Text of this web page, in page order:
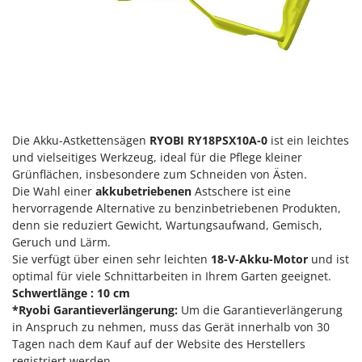
Klimaanlagen – Klimageräte
Küchenreiben - elektrisch
Kükenaufzuchtboxen
L
Laderampe aus Aluminium
Laubsauger - Laubbläser
Laubsauger auf Rädern
Luftentfeuchter
Luftkühler mit Wasserverdunstung
Einhell
Elegen
Energy Gruppi
Enotecnica Pillan
Eschenfelder
EuroMech
Eurosystems
F
FAC
Fama Industrie
Die Akku-Astkettensägen RYOBI RY18PSX10A-0 ist ein leichtes
und vielseitiges Werkzeug, ideal für die Pflege kleiner
Grünflächen, insbesondere zum Schneiden von Ästen.
Die Wahl einer akkubetriebenen Astschere ist eine
hervorragende Alternative zu benzinbetriebenen Produkten,
denn sie reduziert Gewicht, Wartungsaufwand, Gemisch,
Geruch und Lärm.
Sie verfügt über einen sehr leichten 18-V-Akku-Motor und ist
optimal für viele Schnittarbeiten in Ihrem Garten geeignet.
Schwertlänge : 10 cm
*Ryobi Garantieverlängerung: Um die Garantieverlängerung
in Anspruch zu nehmen, muss das Gerät innerhalb von 30
Tagen nach dem Kauf auf der Website des Herstellers